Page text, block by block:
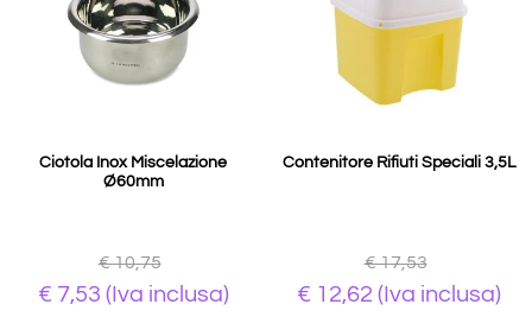
Ciotola Inox Miscelazione
Ø60mm
€ 10,75
€ 7,53 (Iva inclusa)
Contenitore Rifiuti Speciali 3,5L
€ 17,53
€ 12,62 (Iva inclusa)